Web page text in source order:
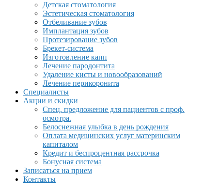
Детская стоматология
Эстетическая стоматология
Отбеливание зубов
Имплантация зубов
Протезирование зубов
Брекет-система
Изготовление капп
Лечение пародонтита
Удаление кисты и новообразований
Лечение перикоронита
Специалисты
Акции и скидки
Спец. предложение для пациентов с проф.
осмотра.
Белоснежная улыбка в день рождения
Оплата медицинских услуг материнским
капиталом
Кредит и беспроцентная рассрочка
Бонусная система
Записаться на прием
Контакты